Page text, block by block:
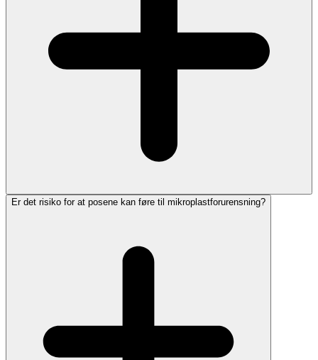
Er det risiko for at posene kan føre til mikroplastforurensning?